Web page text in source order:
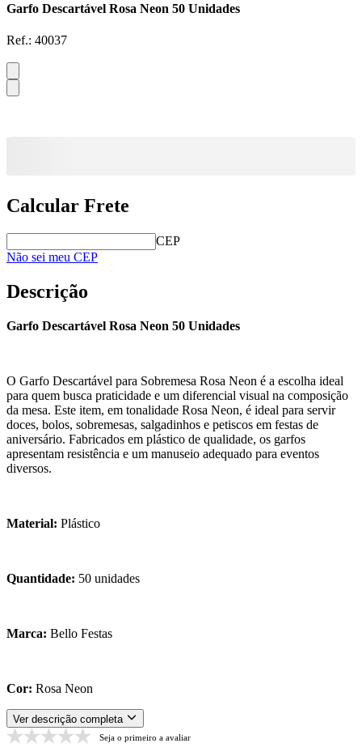
Garfo Descartável Rosa Neon 50 Unidades
Ref.: 40037
Calcular Frete
CEP
Não sei meu CEP
Descrição
Garfo Descartável Rosa Neon 50 Unidades
O Garfo Descartável para Sobremesa Rosa Neon é a escolha ideal
para quem busca praticidade e um diferencial visual na composição
da mesa. Este item, em tonalidade Rosa Neon, é ideal para servir
doces, bolos, sobremesas, salgadinhos e petiscos em festas de
aniversário. Fabricados em plástico de qualidade, os garfos
apresentam resistência e um manuseio adequado para eventos
diversos.
Material: Plástico
Quantidade: 50 unidades
Marca: Bello Festas
Cor: Rosa Neon
Ver descrição completa
Seja o primeiro a avaliar